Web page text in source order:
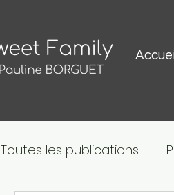
Accueil
Toutes les publications